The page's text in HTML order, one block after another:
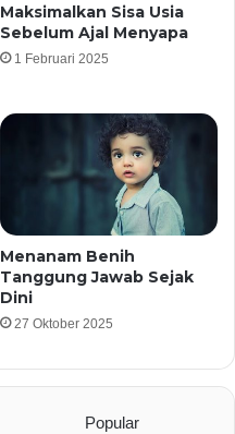
Maksimalkan Sisa Usia
Sebelum Ajal Menyapa
1 Februari 2025
Menanam Benih
Tanggung Jawab Sejak
Dini
27 Oktober 2025
Popular